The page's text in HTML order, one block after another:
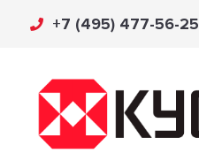
+7 (495) 477-56-25